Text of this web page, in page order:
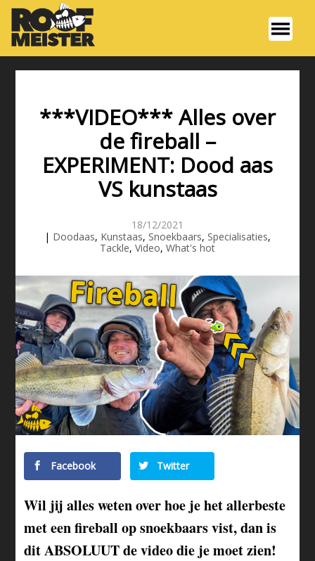
***VIDEO*** Alles over
de fireball –
EXPERIMENT: Dood aas
VS kunstaas
18/12/2021
| Doodaas, Kunstaas, Snoekbaars, Specialisaties,
Tackle, Video, What's hot
Facebook Twitter
Wil jij alles weten over hoe je het allerbeste
met een fireball op snoekbaars vist, dan is
dit ABSOLUUT de video die je moet zien!